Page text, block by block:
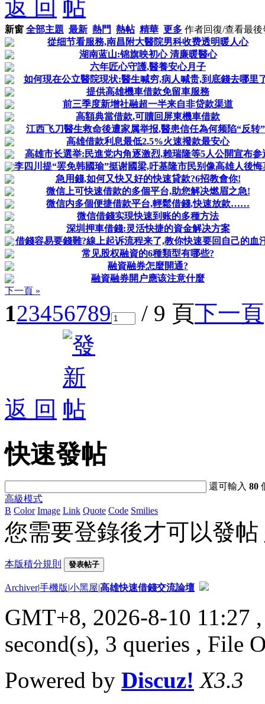
返 回
新窗 全部主題 最新 熱門 熱帖 精華 更多 作者回復/查看最後
從细节看服務,南昌附大醫院男科收费透明暖人心
湖南蓝山:锦旗映初心 清廉暖醫心
六年匠心守護,醫養安心月子
如何現在公立醫院現状:醫生喊穷,病人喊贵,到底錢去哪里
提供高雄機車借款免留車服務
前三季度新增社融超一半来自非贷款渠道
高額典當借款,可贖回屏東機車借款
江西飞刀醫生救命後遭家属举报,醫患信任為何频陷“反转
高雄借款利息最低2.5%火速撥款最安心
高雄市长選举:民進党内角逐激烈,赖瑞隆等5人公開宣布参
李四川提“罢免韩國瑜”挺谢國梁,吁基隆市民别像高雄人後悔
急用錢,如何又快又好的快速貸款?6招教會你!
微信上可快速借款的多個平台,助您解决燃眉之急!
微信内多個便捷借款平台,輕鬆借錢,快速放款……
微信借錢实現快速到账的多種方法
深圳押車借錢:灵活快捷的資金解决方案
借錢容易要錢難?線上起诉流程来了,教你快速要回自己的血
常见股权融資的6種類型有哪些?
融資融券怎麼開通?
融資融券開户應该注意什麼
下一頁 »
123456789 / 9 頁下一頁
返 回
快速發帖
還可輸入80
高級模式
B Color Image Link Quote Code Smilies
您需要登錄後才可以發帖
本版積分規則 發表帖子
Archiver|手機版|小黑屋|高雄快速借錢交流論壇
GMT+8, 2026-8-10 11:27
second(s), 3 queries , File
Powered by Discuz! X3.3